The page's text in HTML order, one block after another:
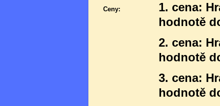
Ceny:
1. cena:
hodnotě
2. cena:
hodnotě
3. cena:
hodnotě